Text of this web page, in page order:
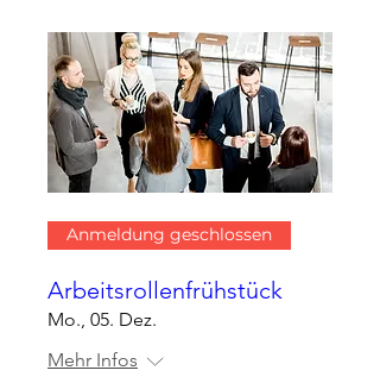
Anmeldung geschlossen
Arbeitsrollenfrühstück
Mo., 05. Dez.
Mehr Infos